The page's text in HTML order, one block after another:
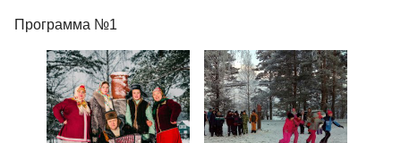
Программа №1